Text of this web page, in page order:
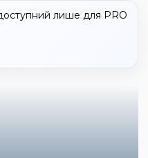
лише для PRO